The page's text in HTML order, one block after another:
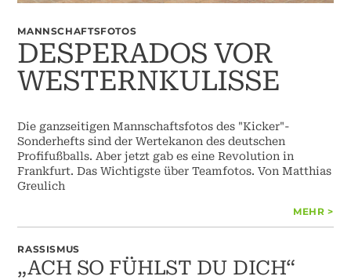
MANNSCHAFTSFOTOS
DESPERADOS VOR
WESTERNKULISSE
Die ganzseitigen Mannschaftsfotos des "Kicker"-
Sonderhefts sind der Wertekanon des deutschen
Profifußballs. Aber jetzt gab es eine Revolution in
Frankfurt. Das Wichtigste über Teamfotos. Von Matthias
Greulich
MEHR >
RASSISMUS
„ACH SO FÜHLST DU DICH“